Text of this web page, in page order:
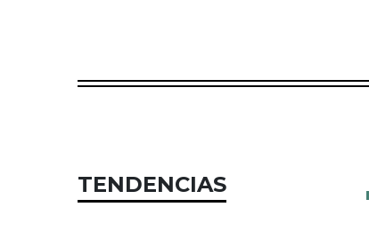
TENDENCIAS